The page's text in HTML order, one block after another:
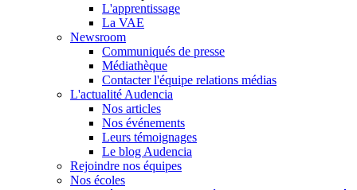
L'apprentissage
La VAE
Newsroom
Communiqués de presse
Médiathèque
Contacter l'équipe relations médias
L'actualité Audencia
Nos articles
Nos événements
Leurs témoignages
Le blog Audencia
Rejoindre nos équipes
Nos écoles